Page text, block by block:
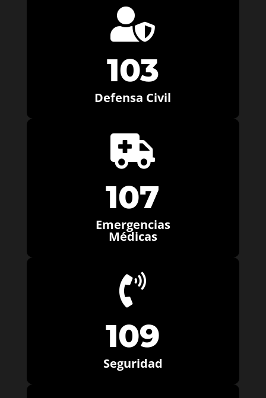

103
Defensa Civil

107
Emergencias
Médicas

109
Seguridad